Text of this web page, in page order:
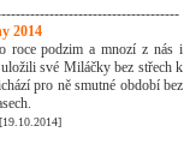
2014
roce podzim a mnozí z nás i
své Miláčky bez střech k
pro ně smutné období bez
[19.10.2014]